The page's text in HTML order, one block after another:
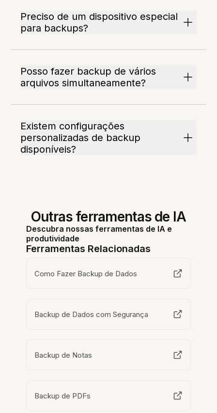
Preciso de um dispositivo especial
para backups?
Posso fazer backup de vários
arquivos simultaneamente?
Existem configurações
personalizadas de backup
disponíveis?
Outras ferramentas de IA
Descubra nossas ferramentas de IA e
produtividade
Ferramentas Relacionadas
Como Fazer Backup de Dados
Backup de Dados com Segurança
Backup de Notas
Backup de PDFs